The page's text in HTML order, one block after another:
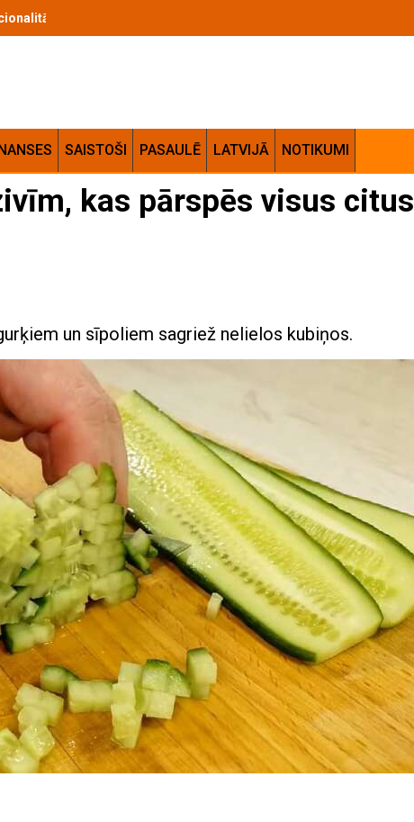
izvēles kritēriji un lietošanas ieteikumi
SAISTOŠI PASAULĒ LATVIJĀ NOTIKUMI
kas pārspēs visus citus
un sīpoliem sagriež nelielos kubiņos.